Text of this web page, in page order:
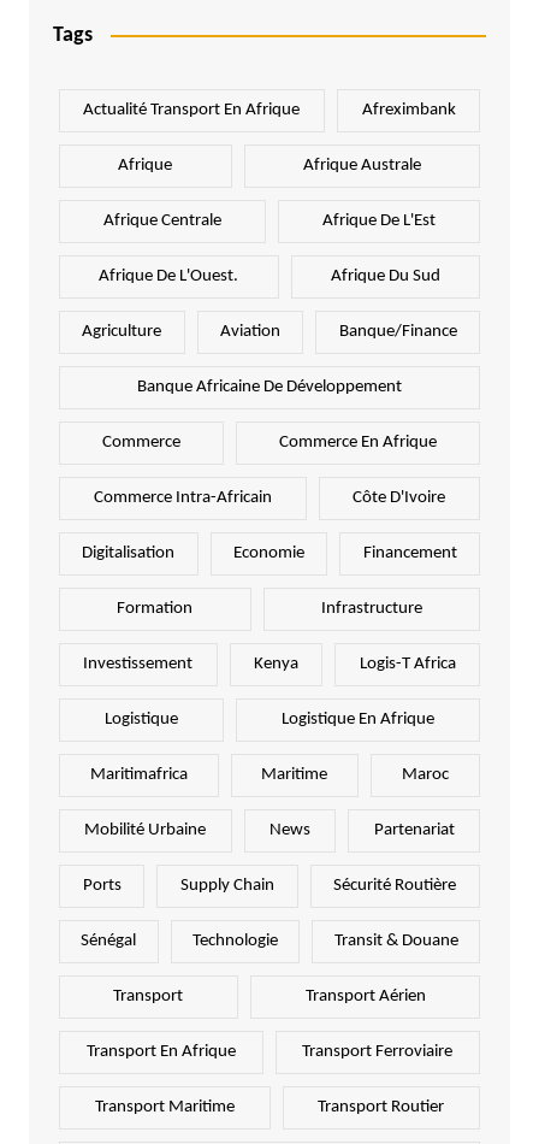
Tags
Actualité Transport En Afrique Afreximbank
Afrique Afrique Australe
Afrique Centrale Afrique De L'Est
Afrique De L'Ouest. Afrique Du Sud
Agriculture Aviation Banque/Finance
Banque Africaine De Développement
Commerce Commerce En Afrique
Commerce Intra-Africain Côte D'Ivoire
Digitalisation Economie Financement
Formation Infrastructure
Investissement Kenya Logis-T Africa
Logistique Logistique En Afrique
Maritimafrica Maritime Maroc
Mobilité Urbaine News Partenariat
Ports Supply Chain Sécurité Routière
Sénégal Technologie Transit & Douane
Transport Transport Aérien
Transport En Afrique Transport Ferroviaire
Transport Maritime Transport Routier